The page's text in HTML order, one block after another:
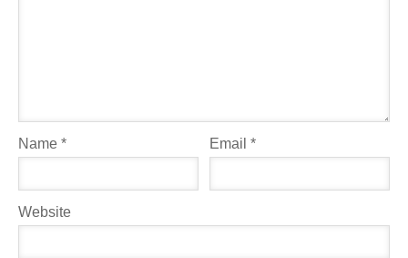
Name * Email*
Website